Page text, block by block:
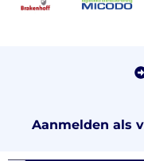
Aanmelden als